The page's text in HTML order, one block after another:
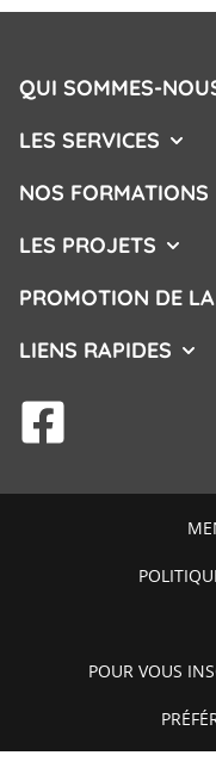
QUI SOMMES-
LES SERVICES
NOS FORMATIONS
LES PROJETS
PROMOTION DE
LIENS RAPIDES
POUR VOUS